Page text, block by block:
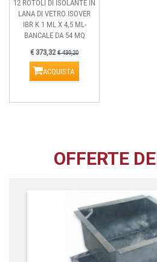
12 ROTOLI DI ISOLANTE IN
LANA DI VETRO ISOVER
IBR K 1 ML X 4,5 ML-
BANCALE DA 54 MQ
€ 373,32€ 439,20
ACQUISTA
OFFERTE